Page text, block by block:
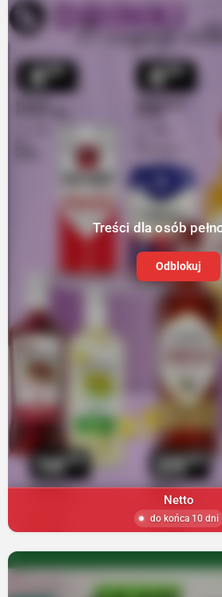
Treści dla osób
Odblokuj
Netto
do końca 10 dni